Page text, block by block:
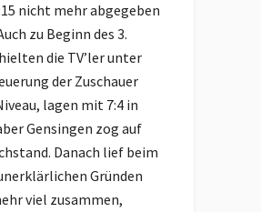
nicht mehr abgegeben
zu Beginn des 3.
die TV’ler unter
der Zuschauer
lagen mit 7:4 in
Gensingen zog auf
Danach lief beim
Gründen
viel zusammen,